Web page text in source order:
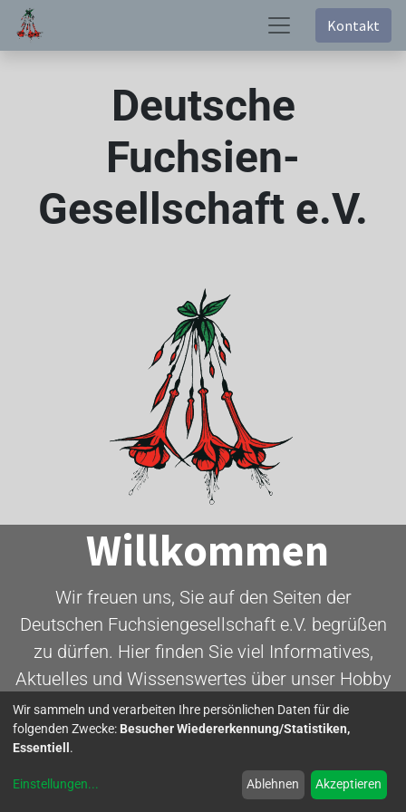
Kontakt
Deutsche
Fuchsien-
Gesellschaft e.V.
Willkommen
Wir freuen uns, Sie auf den Seiten der
Deutschen Fuchsiengesellschaft e.V. begrüßen
zu dürfen. Hier finden Sie viel Informatives,
Aktuelles und Wissenswertes über unser Hobby
- die Fuchsie.
Wir sammeln und verarbeiten Ihre persönlichen Daten für die
folgenden Zwecke: Besucher Wiedererkennung/Statistiken,
Essentiell .
Einstellungen... Ablehnen Akzeptieren